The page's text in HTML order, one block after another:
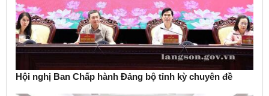
Hội nghị Ban Chấp hành Đảng bộ tỉnh kỳ chuyên đề